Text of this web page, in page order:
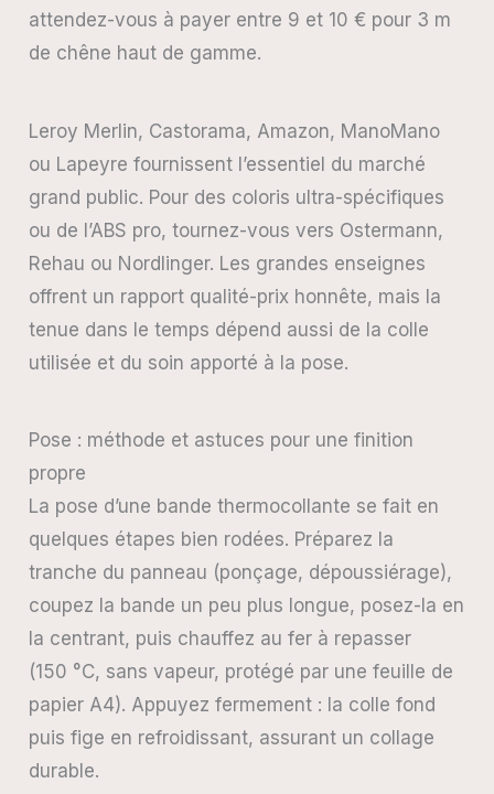
attendez-vous à payer entre 9 et 10 € pour 3 m
de chêne haut de gamme.
Leroy Merlin, Castorama, Amazon, ManoMano
ou Lapeyre fournissent l’essentiel du marché
grand public. Pour des coloris ultra-spécifiques
ou de l’ABS pro, tournez-vous vers Ostermann,
Rehau ou Nordlinger. Les grandes enseignes
offrent un rapport qualité-prix honnête, mais la
tenue dans le temps dépend aussi de la colle
utilisée et du soin apporté à la pose.
Pose : méthode et astuces pour une finition
propre
La pose d’une bande thermocollante se fait en
quelques étapes bien rodées. Préparez la
tranche du panneau (ponçage, dépoussiérage),
coupez la bande un peu plus longue, posez-la en
la centrant, puis chauffez au fer à repasser
(150 °C, sans vapeur, protégé par une feuille de
papier A4). Appuyez fermement : la colle fond
puis fige en refroidissant, assurant un collage
durable.